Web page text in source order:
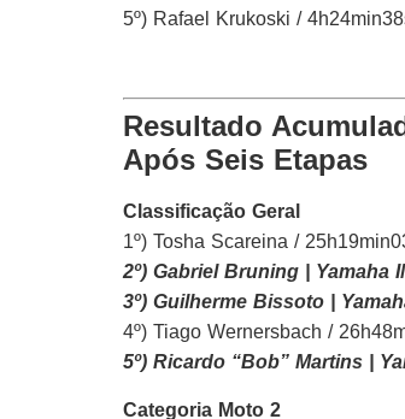
5º) Rafael Krukoski /
Resultado
Após Seis Etapas
Classificação Geral
1º) Tosha Scareina /
2º) Gabriel Bruning | Yamaha
3º) Guilherme Bissoto |
4º) Tiago Wernersbach /
5º) Ricardo “Bob” Martins |
Categoria Moto 2